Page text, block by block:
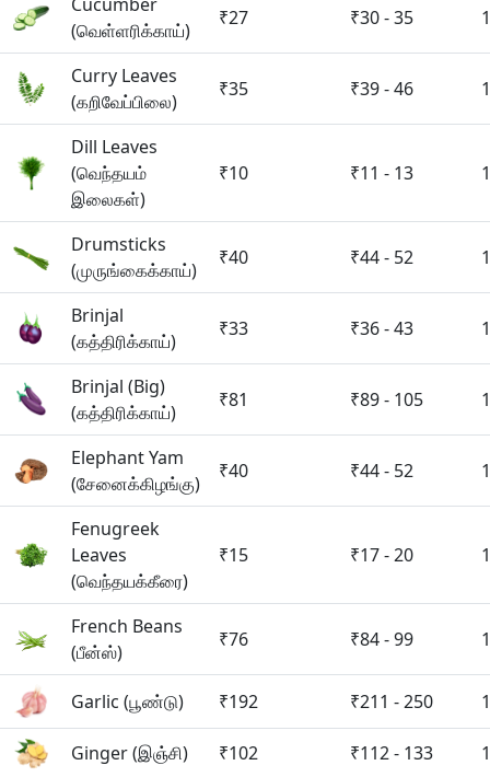
(வெள்ளரிக்காய்)
₹27 ₹30 - 35
Curry Leaves
(கறிவேப்பிலை)
₹35 ₹39 - 46
Dill Leaves
(வெந்தயம்
இலைகள்)
₹10 ₹11 - 13
Drumsticks
(முருங்கைக்காய்)
₹40 ₹44 - 52
Brinjal
(கத்திரிக்காய்)
₹33 ₹36 - 43
Brinjal (Big)
(கத்திரிக்காய்)
₹81 ₹89 - 105
Elephant Yam
(சேனைக்கிழங்கு)
₹40 ₹44 - 52
Fenugreek
Leaves
(வெந்தயக்கீரை)
₹15 ₹17 - 20
French Beans
(பீன்ஸ்)
₹76 ₹84 - 99
Garlic (பூண்டு) ₹192 ₹211 - 250
Ginger (இஞ்சி) ₹102 ₹112 - 133